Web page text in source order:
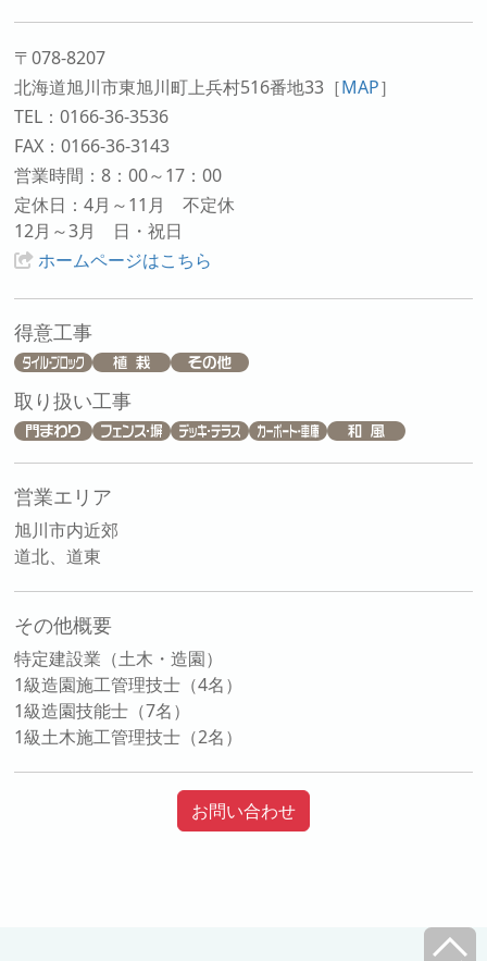
〒078-8207
北海道旭川市東旭川町上兵村516番地33 ［MAP］
TEL：0166-36-3536
FAX：0166-36-3143
営業時間：8：00～17：00
定休日：4月～11月 不定休
12月～3月 日・祝日
ホームページはこちら
得意工事
取り扱い工事
営業エリア
旭川市内近郊
道北、道東
その他概要
特定建設業（土木・造園）
1級造園施工管理技士（4名）
1級造園技能士（7名）
1級土木施工管理技士（2名）
お問い合わせ